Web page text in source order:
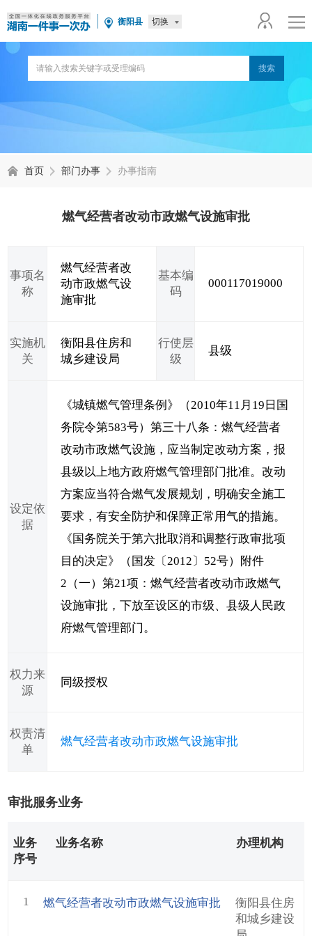
衡阳县 切换
首页 部门办事 办事指南
燃气经营者改动市政燃气设施审批
事项名
称
燃气经营者改
动市政燃气设
施审批
基本编
码
000117019000
实施机
关
衡阳县住房和
城乡建设局
行使层
级
县级
设定依
据
《城镇燃气管理条例》（2010年11月19日国
务院令第583号）第三十八条：燃气经营者
改动市政燃气设施，应当制定改动方案，报
县级以上地方政府燃气管理部门批准。改动
方案应当符合燃气发展规划，明确安全施工
要求，有安全防护和保障正常用气的措施。
《国务院关于第六批取消和调整行政审批项
目的决定》（国发〔2012〕52号）附件
2（一）第21项：燃气经营者改动市政燃气
设施审批，下放至设区的市级、县级人民政
府燃气管理部门。
权力来
源
同级授权
权责清
单
燃气经营者改动市政燃气设施审批
审批服务业务
业务
序号
业务名称 办理机构
1 燃气经营者改动市政燃气设施审批
衡阳县住房
和城乡建设